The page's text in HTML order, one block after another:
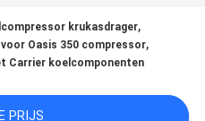
krukasdrager,
voor Oasis 350 compressor,
Carrier koelcomponenten
PRIJS